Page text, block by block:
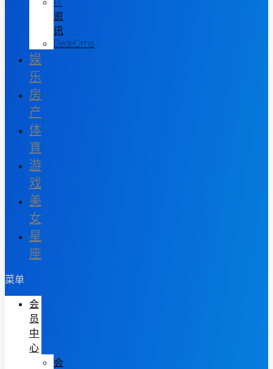
资
讯
DedeCms
娱
乐
房
产
体
育
游
戏
美
女
星
座
菜单
会
员
中
心
会